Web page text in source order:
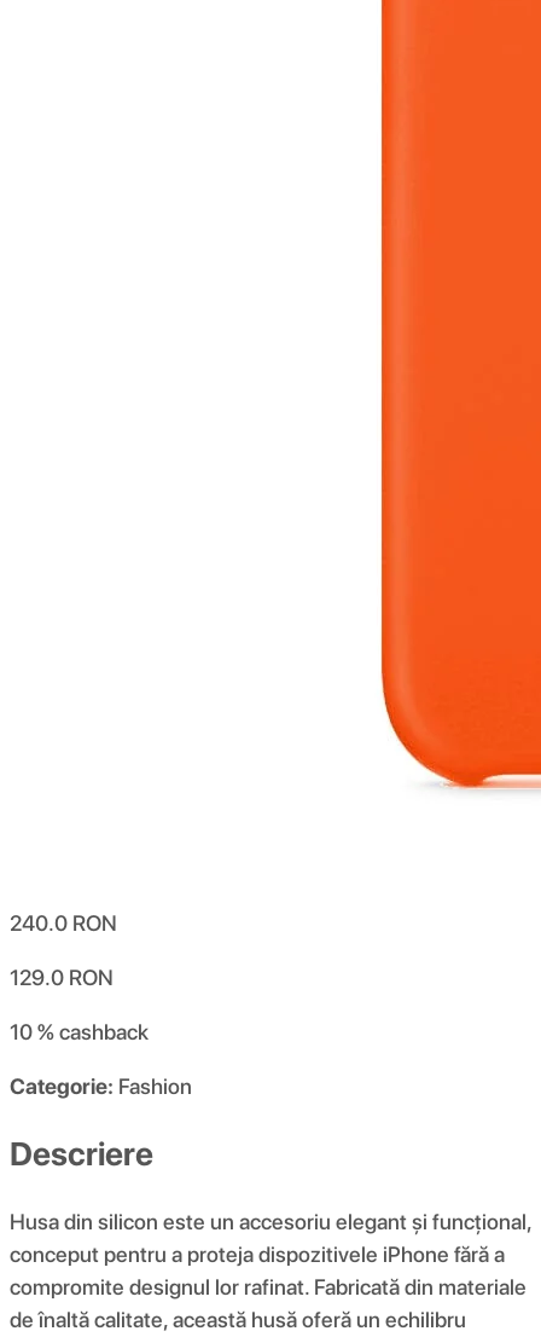
240.0 RON
129.0 RON
10 %cashback
Categorie: Fashion
Descriere
Husa din silicon este un accesoriu elegant și funcțional,
conceput pentru a proteja dispozitivele iPhone fără a
compromite designul lor rafinat. Fabricată din materiale
de înaltă calitate, această husă oferă un echilibru